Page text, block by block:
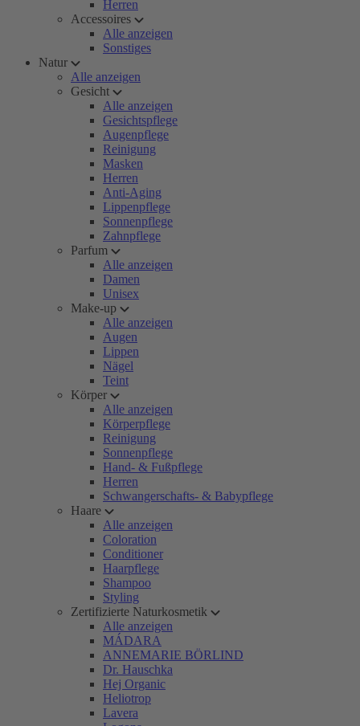
Herren
Accessoires
Alle anzeigen
Sonstiges
Natur
Alle anzeigen
Gesicht
Alle anzeigen
Gesichtspflege
Augenpflege
Reinigung
Masken
Herren
Anti-Aging
Lippenpflege
Sonnenpflege
Zahnpflege
Parfum
Alle anzeigen
Damen
Unisex
Make-up
Alle anzeigen
Augen
Lippen
Nägel
Teint
Körper
Alle anzeigen
Körperpflege
Reinigung
Sonnenpflege
Hand- & Fußpflege
Herren
Schwangerschafts- & Babypflege
Haare
Alle anzeigen
Coloration
Conditioner
Haarpflege
Shampoo
Styling
Zertifizierte Naturkosmetik
Alle anzeigen
MÁDARA
ANNEMARIE BÖRLIND
Dr. Hauschka
Hej Organic
Heliotrop
Lavera